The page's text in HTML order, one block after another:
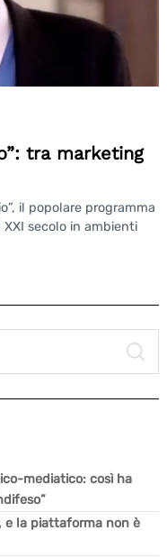
tra marketing
il popolare programma
secolo in ambienti
mediatico: così ha
e la piattaforma non è